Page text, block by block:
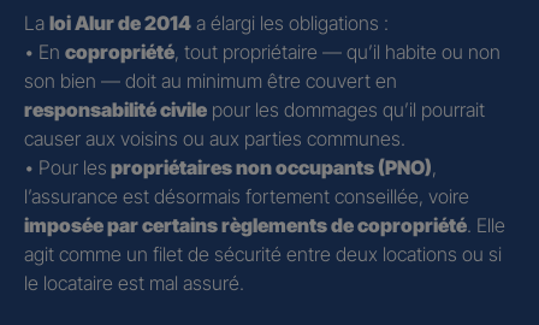
La loi Alur de 2014 a élargi les obligations :
• En copropriété, tout propriétaire — qu’il habite ou non
son bien — doit au minimum être couvert en
responsabilité civile pour les dommages qu’il pourrait
causer aux voisins ou aux parties communes.
• Pour les propriétaires non occupants (PNO),
l’assurance est désormais fortement conseillée, voire
imposée par certains règlements de copropriété. Elle
agit comme un filet de sécurité entre deux locations ou si
le locataire est mal assuré.